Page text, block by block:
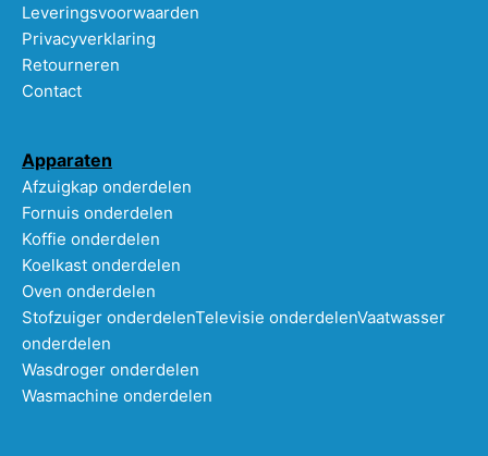
Leveringsvoorwaarden
Privacyverklaring
Retourneren
Contact
Apparaten
Afzuigkap onderdelen
Fornuis onderdelen
Koffie onderdelen
Koelkast onderdelen
Oven onderdelen
Stofzuiger onderdelenTelevisie onderdelenVaatwasser
onderdelen
Wasdroger onderdelen
Wasmachine onderdelen